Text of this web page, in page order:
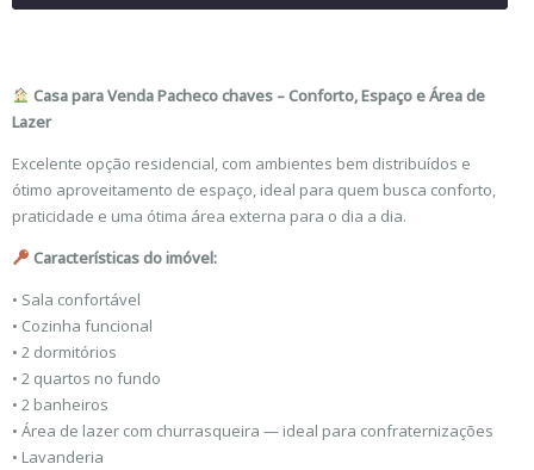
Casa para Venda Pacheco chaves – Conforto, Espaço e Área de
Lazer
Excelente opção residencial, com ambientes bem distribuídos e
ótimo aproveitamento de espaço, ideal para quem busca conforto,
praticidade e uma ótima área externa para o dia a dia.
Características do imóvel:
• Sala confortável
• Cozinha funcional
• 2 dormitórios
• 2 quartos no fundo
• 2 banheiros
• Área de lazer com churrasqueira — ideal para confraternizações
• Lavanderia